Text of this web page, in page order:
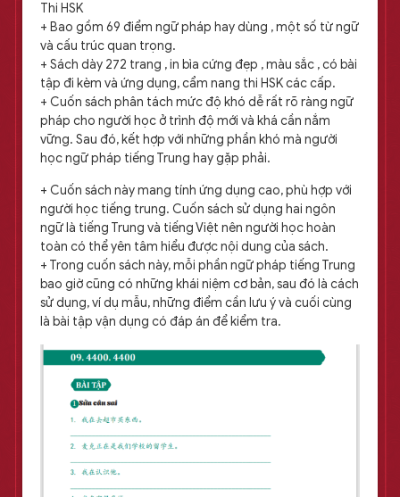
Thi HSK
+ Bao gồm 69 điểm ngữ pháp hay dùng , một số từ ngữ
và cấu trúc quan trọng.
+ Sách dày 272 trang , in bìa cứng đẹp , màu sắc , có bài
tập đi kèm và ứng dụng, cẩm nang thi HSK các cấp.
+ Cuốn sách phân tách mức độ khó dễ rất rõ ràng ngữ
pháp cho người học ở trình độ mới và khá cần nắm
vững. Sau đó, kết hợp với những phần khó mà người
học ngữ pháp tiếng Trung hay gặp phải.
+ Cuốn sách này mang tính ứng dụng cao, phù hợp với
người học tiếng trung. Cuốn sách sử dụng hai ngôn
ngữ là tiếng Trung và tiếng Việt nên người học hoàn
toàn có thể yên tâm hiểu được nội dung của sách.
+ Trong cuốn sách này, mỗi phần ngữ pháp tiếng Trung
bao giờ cũng có những khái niệm cơ bản, sau đó là cách
sử dụng, ví dụ mẫu, những điểm cần lưu ý và cuối cùng
là bài tập vận dụng có đáp án để kiểm tra.